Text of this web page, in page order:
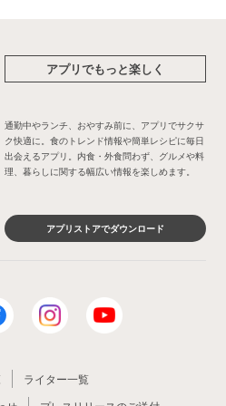
アプリでもっと楽しく
通勤中やランチ、おやすみ前に、アプリでサクサ
ク快適に。食のトレンド情報や簡単レシピに毎日
出会えるアプリ。内食・外食問わず、グルメや料
理、暮らしに関する幅広い情報を楽しめます。
アプリストアでダウンロード
ライター一覧